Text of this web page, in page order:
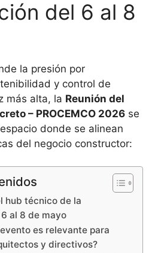
del 6 al 8
la presión por
y control de
más alta, la Reunión del
– PROCEMCO 2026 se
donde se alinean
del negocio constructor:
hub técnico de la
al 8 de mayo
es relevante para
y directivos?